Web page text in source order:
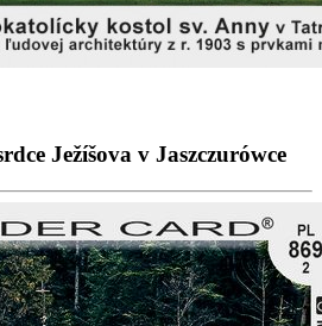
Ježíšova v Jaszczurówce